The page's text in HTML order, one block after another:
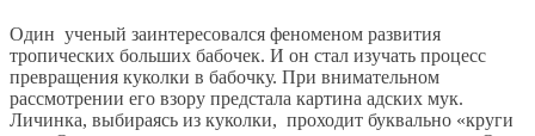
Один ученый заинтересовался феноменом развития
тропических больших бабочек. И он стал изучать процесс
превращения куколки в бабочку. При внимательном
рассмотрении его взору предстала картина адских мук.
Личинка, выбираясь из куколки, проходит буквально «круги